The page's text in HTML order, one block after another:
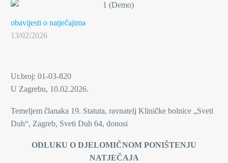
obavijesti o natječajima
13/02/2026
Ur.broj: 01-03-820
U Zagrebu, 10.02.2026.
Temeljem članaka 19. Statuta, ravnatelj Kliničke bolnice „Sveti
Duh“, Zagreb, Sveti Duh 64, donosi
ODLUKU O DJELOMIČNOM PONIŠTENJU
NATJEČAJA